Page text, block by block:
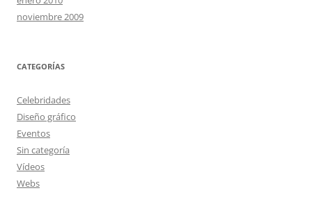
noviembre 2009
CATEGORÍAS
Celebridades
Diseño gráfico
Eventos
Sin categoría
Vídeos
Webs